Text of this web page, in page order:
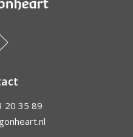
20 35 89